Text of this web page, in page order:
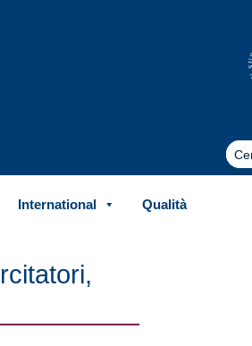
Cerca
International Qualità